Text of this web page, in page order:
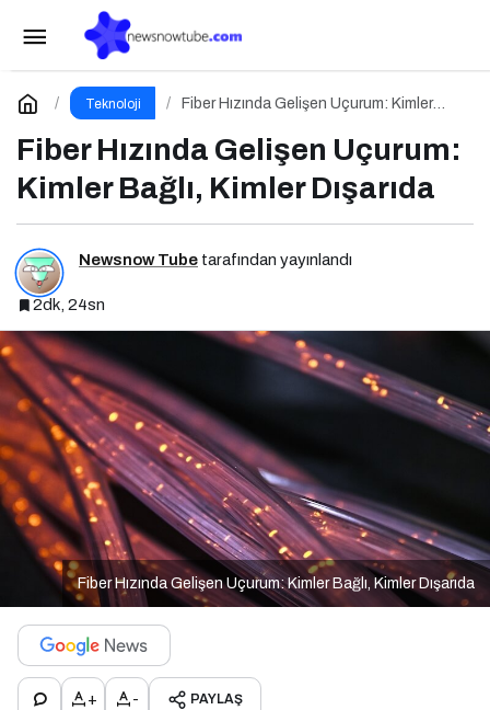
Teknoloji
Fiber Hızında Gelişen Uçurum: Kimler
Fiber Hızında Gelişen Uçurum:
Kimler Bağlı, Kimler Dışarıda
Newsnow Tube tarafından yayınlandı
2dk, 24sn
Fiber Hızında Gelişen Uçurum: Kimler Bağlı, Kimler Dışarıda
+ - PAYLAŞ
Dijitalleşmenin Gölgesinde: Bilgi Açığı Büyüyor
mu?Yorum Yap